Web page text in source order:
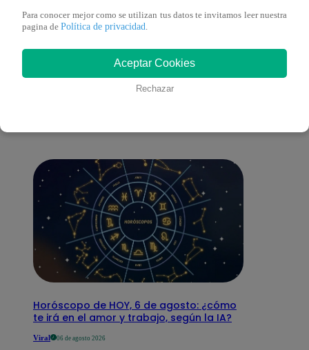
También te puede
Horóscopo de HOY, 6 de agosto: ¿cómo
te irá en el amor y trabajo, según la IA?
Viral 06 de agosto 2026
Para conocer mejor como se utilizan tus datos te invitamos leer nuestra
pagina de Política de privacidad
Aceptar Cookies
Rechazar